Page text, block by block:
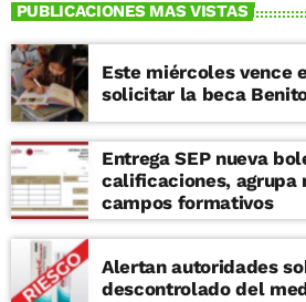
PUBLICACIONES MAS VISTAS
Este miércoles vence
solicitar la beca
Entrega SEP nueva
calificaciones, agrupa
campos formativos
Alertan autoridades
descontrolado del